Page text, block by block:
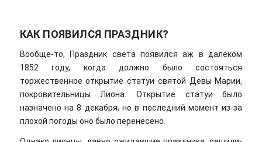
КАК ПОЯВИЛСЯ ПРАЗДНИК?
Вообще-то, Праздник света появился аж в далеком
1852 году, когда должно было состояться
торжественное открытие статуи святой Девы Марии,
покровительницы Лиона. Открытие статуи было
назначено на 8 декабря, но в последний момент из-за
плохой погоды оно было перенесено.